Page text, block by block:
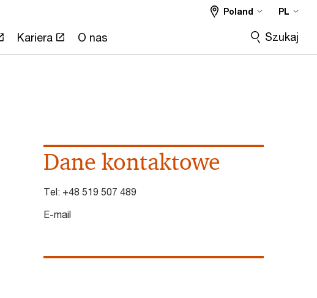
Kariera O nas
Poland PL
Szukaj
Dane kontaktowe
Tel: +48 519 507 489
E-mail